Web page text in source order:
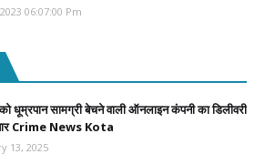
06:07:00 Pm
को धूम्रपान सामग्री बेचने वाली ऑनलाइन कंपनी का डिलीवरी
Crime News Kota
13, 2025